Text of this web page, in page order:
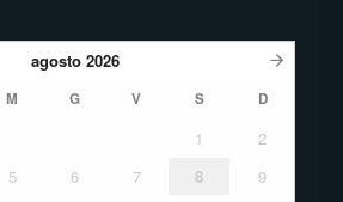
agosto 2026
M G V S D
1
2
5 6 7 8
9